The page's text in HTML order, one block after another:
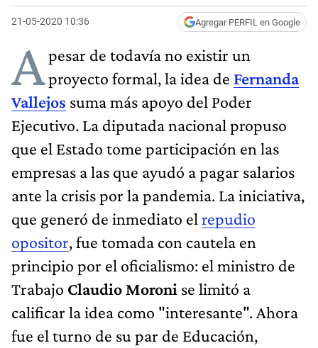
21-05-2020 10:36 Agregar PERFIL en Google
Apesar de todavía no existir un
proyecto formal, la idea de Fernanda
Vallejos suma más apoyo del Poder
Ejecutivo. La diputada nacional propuso
que el Estado tome participación en las
empresas a las que ayudó a pagar salarios
ante la crisis por la pandemia. La iniciativa,
que generó de inmediato el repudio
opositor, fue tomada con cautela en
principio por el oficialismo: el ministro de
Trabajo Claudio Moroni se limitó a
calificar la idea como "interesante". Ahora
fue el turno de su par de Educación,